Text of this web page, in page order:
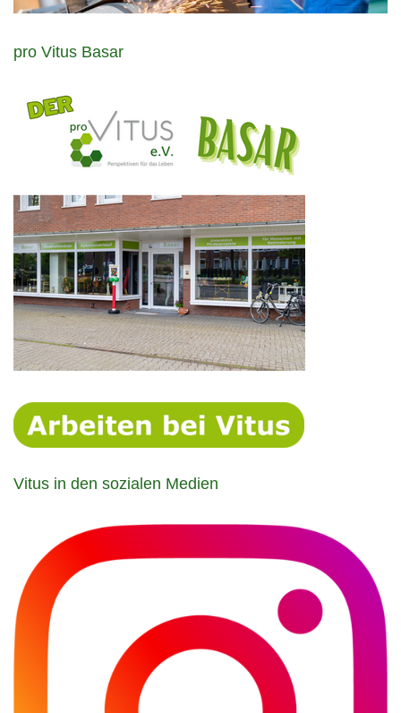
pro Vitus Basar
Vitus in den sozialen Medien